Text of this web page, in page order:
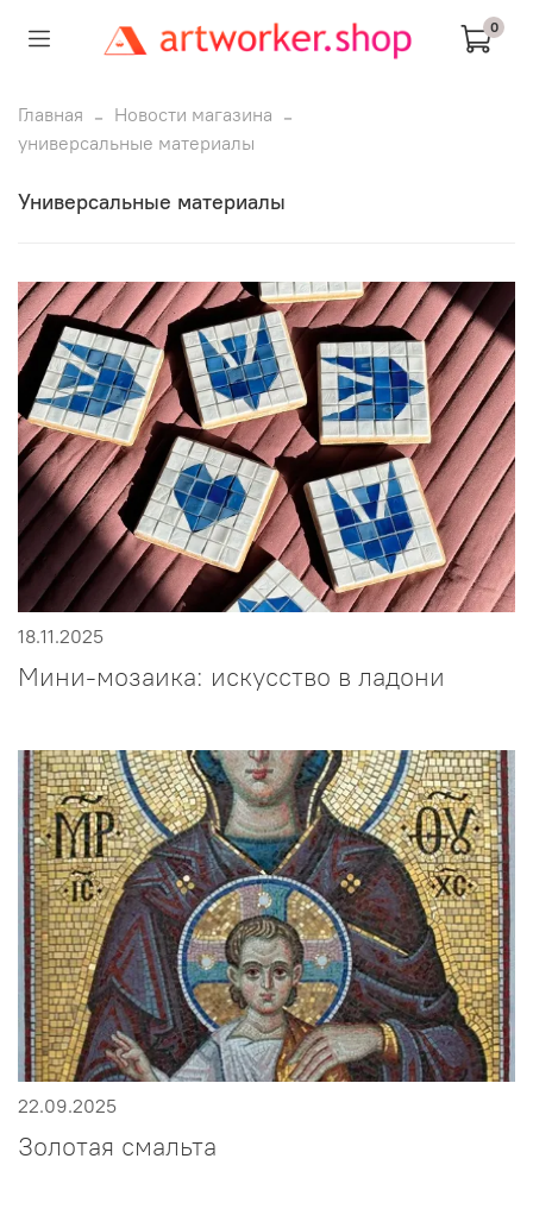
0
Главная
Новости магазина
универсальные материалы
универсальные материалы
18.11.2025
Мини-мозаика: искусство в ладони
22.09.2025
Золотая смальта